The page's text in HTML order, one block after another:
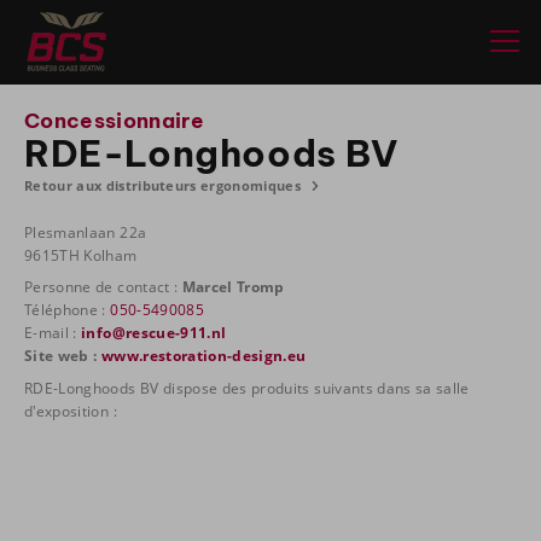
Concessionnaire
RDE-Longhoods BV
Retour aux distributeurs ergonomiques
Plesmanlaan 22a
9615TH Kolham
Personne de contact : Marcel Tromp
Téléphone :050-5490085
E-mail : info@rescue-911.nl
Site web : www.restoration-design.eu
RDE-Longhoods BV dispose des produits suivants dans sa salle
d'exposition :